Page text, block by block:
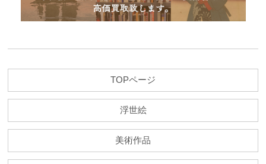
TOPページ
浮世絵
美術作品